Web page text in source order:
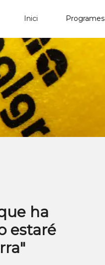
Inici Programes
ha
estaré